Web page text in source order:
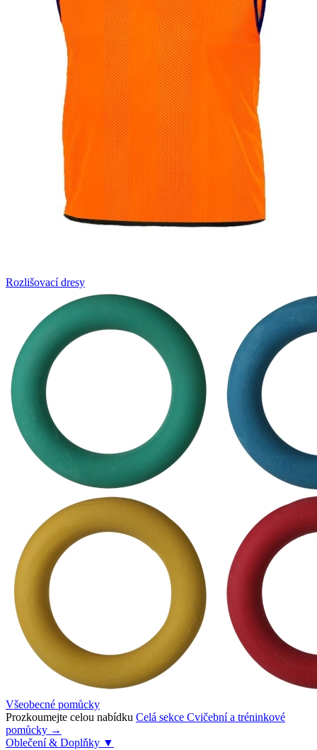
Rozlišovací dresy
Všeobecné pomůcky
Prozkoumejte celou nabídku Celá sekce Cvičební a tréninkové
pomůcky →
Oblečení & Doplňky ▼